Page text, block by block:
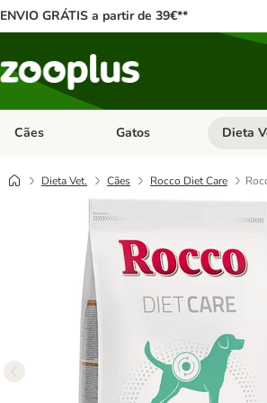
ENVIO GRÁTIS a partir de 39€**
Cães Abrir menu de categoria:
Gatos Abrir
Dieta
Dieta Vet. Cães Rocco Diet Care